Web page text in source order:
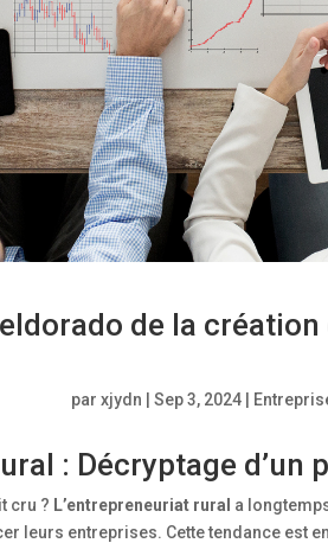
de la création
par xjydn Sep 3, 2024
: Décryptage d’un
cru ? L’entrepreneuriat rural a
leurs entreprises. Cette tendance est